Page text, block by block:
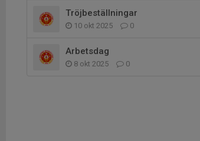
Tröjbeställningar
10 okt 2025 0
Arbetsdag
8 okt 2025 0